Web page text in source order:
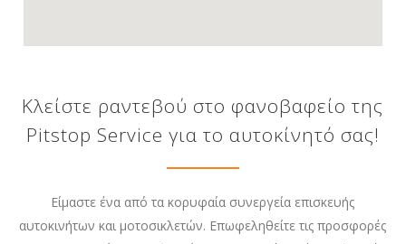
Κλείστε ραντεβού στο φανοβαφείο της
Pitstop Service για το αυτοκίνητό σας!
Είμαστε ένα από τα κορυφαία συνεργεία επισκευής
αυτοκινήτων και μοτοσικλετών. Επωφεληθείτε τις προσφορές